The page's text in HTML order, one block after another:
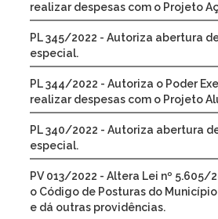
realizar despesas com o Projeto
PL 345/2022 - Autoriza abertura
especial.
PL 344/2022 - Autoriza o Poder
realizar despesas com o Projeto
PL 340/2022 - Autoriza abertura
especial.
PV 013/2022 - Altera Lei nº
o Código de Posturas do
e dá outras providências.